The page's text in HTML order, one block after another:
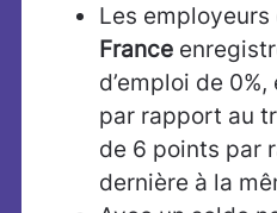
Les employeurs
France
d’emploi de
par rapport au
de 6 points par
dernière à la